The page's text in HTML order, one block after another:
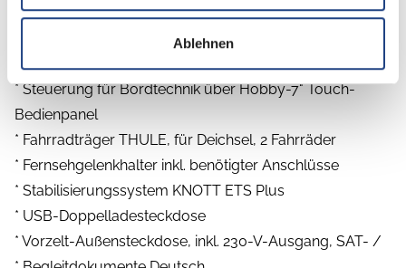
Ablehnen
* Ambientebeleuchtung
* Autarkpaket inkl. Laderegler mit Booster, Batterie (AGM
95 Ah)
* Steuerung für Bordtechnik über Hobby-7" Touch-
Bedienpanel
* Fahrradträger THULE, für Deichsel, 2 Fahrräder
* Fernsehgelenkhalter inkl. benötigter Anschlüsse
* Stabilisierungssystem KNOTT ETS Plus
* USB-Doppelladesteckdose
* Vorzelt-Außensteckdose, inkl. 230-V-Ausgang, SAT- /